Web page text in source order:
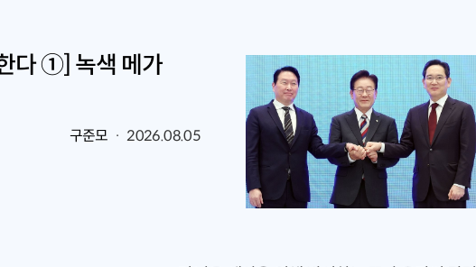
다 ①] 녹색 메가
구준모 · 2026.08.05